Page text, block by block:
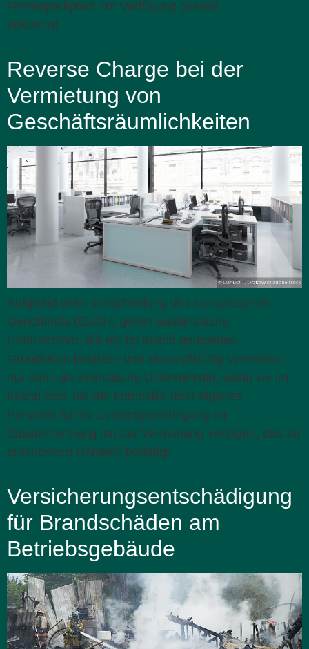
Firmenparkplatz zur Verfügung gestellt
bekommt.
Reverse Charge bei der
Vermietung von
Geschäftsräumlichkeiten
Aufgrund einer Entscheidung des Europäischen
Gerichthofs (EuGH) gelten ausländische
Unternehmer, die ein im Inland gelegenes
Grundstück besitzen und steuerpflichtig vermieten,
nur dann als inländische Unternehmer, wenn sie im
Inland bzw. bei der Immobilie über eigenes
Personal für die Leistungserbringung im
Zusammenhang mit der Vermietung verfügen, das zu
autonomem Handeln befähigt.
Versicherungsentschädigung
für Brandschäden am
Betriebsgebäude